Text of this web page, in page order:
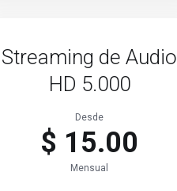
Streaming de Audio
HD 5.000
Desde
$ 15.00
Mensual